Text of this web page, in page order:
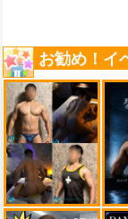
お勧め！イ